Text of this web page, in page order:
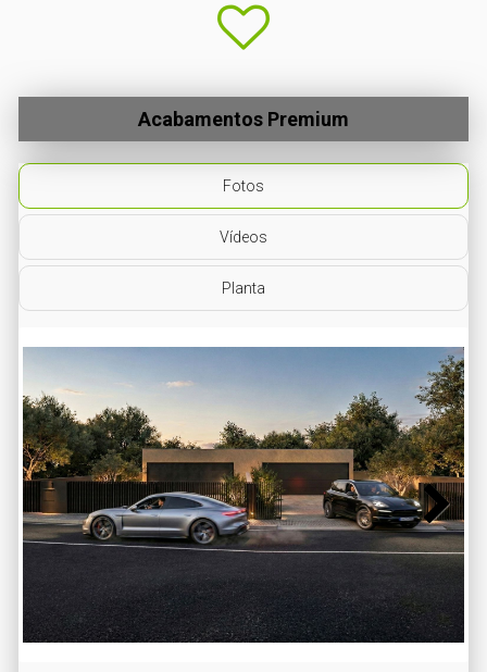
Acabamentos Premium
Fotos
Vídeos
Planta
Next